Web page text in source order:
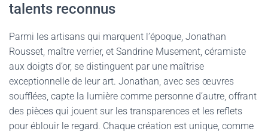
talents reconnus
Parmi les artisans qui marquent l’époque, Jonathan
Rousset, maître verrier, et Sandrine Musement, céramiste
aux doigts d’or, se distinguent par une maîtrise
exceptionnelle de leur art. Jonathan, avec ses œuvres
soufflées, capte la lumière comme personne d’autre, offrant
des pièces qui jouent sur les transparences et les reflets
pour éblouir le regard. Chaque création est unique, comme